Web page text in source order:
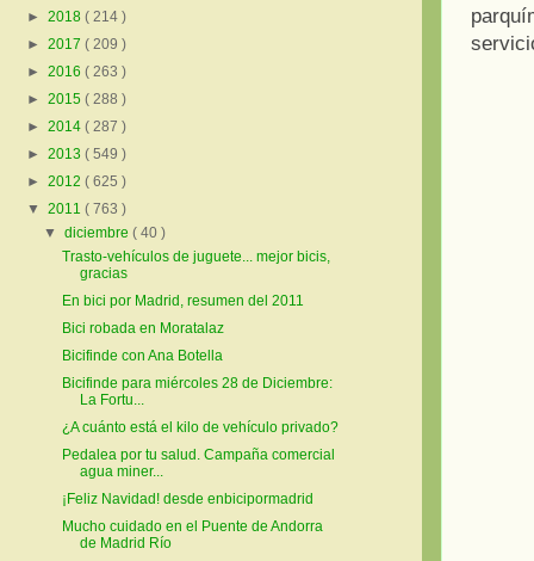
► 2018 ( 214 )
► 2017 ( 209 )
► 2016 ( 263 )
► 2015 ( 288 )
► 2014 ( 287 )
► 2013 ( 549 )
► 2012 ( 625 )
▼ 2011 ( 763 )
▼diciembre( 40 )
Trasto-vehículos de juguete... mejor bicis,
gracias
En bici por Madrid, resumen del 2011
Bici robada en Moratalaz
Bicifinde con Ana Botella
Bicifinde para miércoles 28 de Diciembre:
La Fortu...
¿A cuánto está el kilo de vehículo privado?
Pedalea por tu salud. Campaña comercial
agua miner...
¡Feliz Navidad! desde enbicipormadrid
Mucho cuidado en el Puente de Andorra
de Madrid Río